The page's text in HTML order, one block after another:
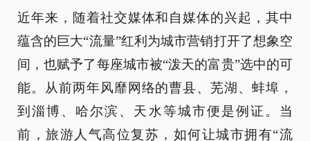
近年来，随着社交媒体和自媒体的兴起，其中
蕴含的巨大“流量”红利为城市营销打开了想象空
间，也赋予了每座城市被“泼天的富贵”选中的可
能。从前两年风靡网络的曹县、芜湖、蚌埠，
到淄博、哈尔滨、天水等城市便是例证。当
前，旅游人气高位复苏，如何让城市拥有“流